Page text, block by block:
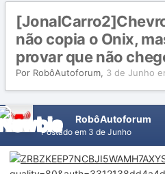
não copia o Onix,
provar que não
Por RobôAutoforum, 3 de Junho
RobôAutoforum
Postado em 3 de Junho